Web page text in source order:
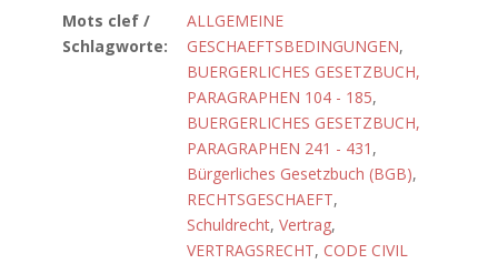
Mots clef /
Schlagworte:
ALLGEMEINE
GESCHAEFTSBEDINGUNGEN,
BUERGERLICHES GESETZBUCH,
PARAGRAPHEN 104 - 185,
BUERGERLICHES GESETZBUCH,
PARAGRAPHEN 241 - 431 ,
Bürgerliches Gesetzbuch (BGB),
RECHTSGESCHAEFT,
Schuldrecht, Vertrag,
VERTRAGSRECHT, CODE CIVIL